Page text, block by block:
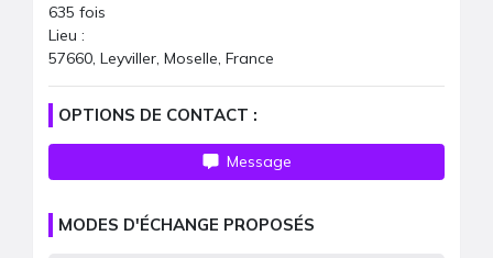
635 fois
Lieu :
57660, Leyviller, Moselle, France
OPTIONS DE CONTACT :
Message
MODES D'ÉCHANGE PROPOSÉS